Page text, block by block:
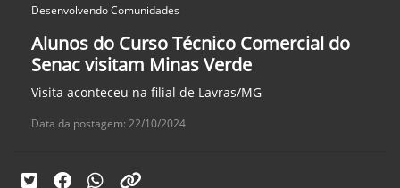
Desenvolvendo Comunidades
Alunos do Curso Técnico Comercial do
Senac visitam Minas Verde
Visita aconteceu na filial de Lavras/MG
Data da postagem: 22/10/2024